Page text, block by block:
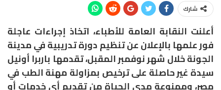
شارك
أعلنت النقابة العامة للأطباء، اتخاذ إجراءات عاجلة
فور علمها بالإعلان عن تنظيم دورة تدريبية في مدينة
الجونة خلال شهر نوفمبر المقبل، تقدمها باربرا أونيل
سيدة غير حاصلة على ترخيص بمزاولة مهنة الطب في
مصر، وممنوعة مدى الحياة من تقديم أي خدمات أو